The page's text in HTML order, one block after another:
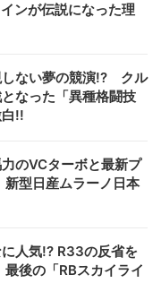
ンが伝説になった理
しない夢の競演!? クル
なった「異種格闘技
!!
のVCターボと最新プ
新型日産ムラーノ日本
人気!? R33の反省を
後の「RBスカイライ